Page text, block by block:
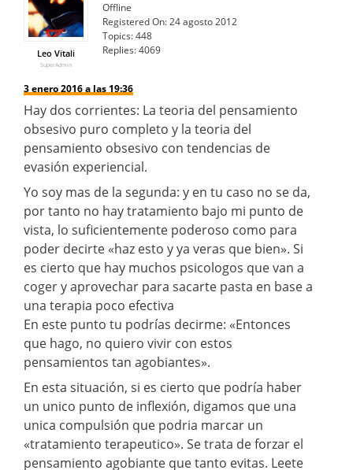
Leo Vitali
SuperAdmin
Offline
Registered On:24 agosto 2012
Topics:448
Replies:4069
3 enero 2016 a las 19:36
Hay dos corrientes: La teoria del pensamiento
obsesivo puro completo y la teoria del
pensamiento obsesivo con tendencias de
evasión experiencial.
Yo soy mas de la segunda: y en tu caso no se da,
por tanto no hay tratamiento bajo mi punto de
vista, lo suficientemente poderoso como para
poder decirte «haz esto y ya veras que bien». Si
es cierto que hay muchos psicologos que van a
coger y aprovechar para sacarte pasta en base a
una terapia poco efectiva
En este punto tu podrías decirme: «Entonces
que hago, no quiero vivir con estos
pensamientos tan agobiantes».
En esta situación, si es cierto que podría haber
un unico punto de inflexión, digamos que una
unica compulsión que podria marcar un
«tratamiento terapeutico». Se trata de forzar el
pensamiento agobiante que tanto evitas. Leete